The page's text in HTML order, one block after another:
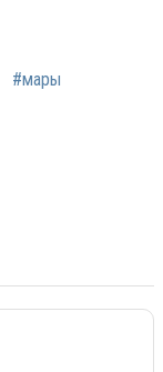
#мары